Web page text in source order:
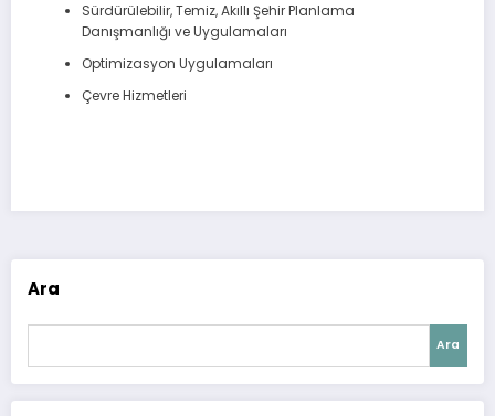
Sürdürülebilir, Temiz, Akıllı Şehir Planlama
Danışmanlığı ve Uygulamaları
Optimizasyon Uygulamaları
Çevre Hizmetleri
Ara
Ara